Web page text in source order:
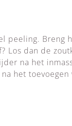
peeling.
Los dan de
na het
het